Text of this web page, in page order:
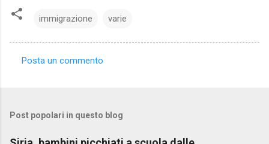
immigrazione varie
e
Posta un commento
Post popolari in questo blog